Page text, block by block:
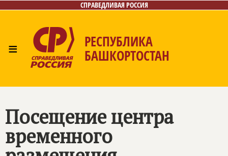
СПРАВЕДЛИВАЯ РОССИЯ
≡ РЕСПУБЛИКА
БАШКОРТОСТАН
Посещение центра
временного